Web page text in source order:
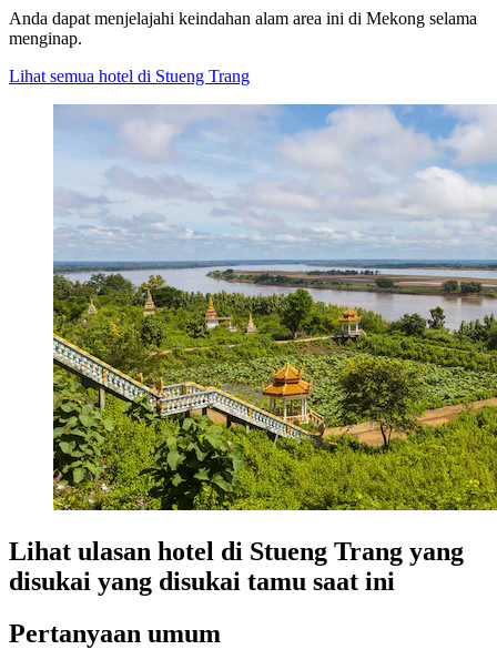
Anda dapat menjelajahi keindahan alam area ini di Mekong selama
menginap.
Lihat semua hotel di Stueng Trang
Lihat ulasan hotel di Stueng Trang yang
disukai yang disukai tamu saat ini
Pertanyaan umum